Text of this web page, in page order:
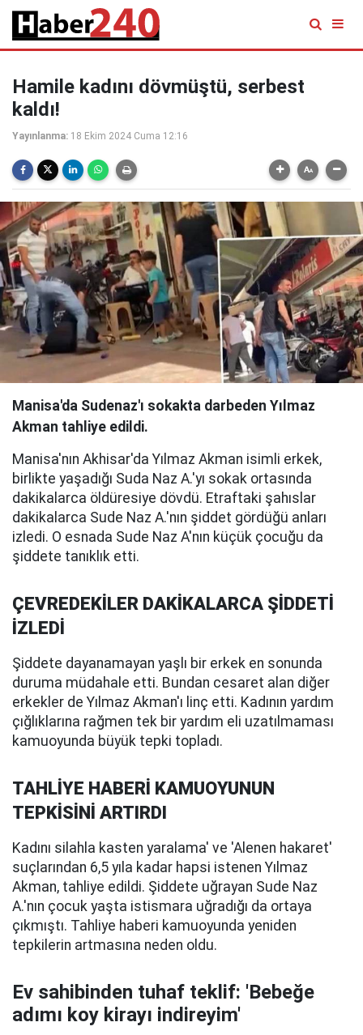
Hamile kadını dövmüştü, serbest
kaldı!
Yayınlanma: 18 Ekim 2024 Cuma 12:16
Manisa'da Sudenaz'ı sokakta darbeden Yılmaz
Akman tahliye edildi.
Manisa'nın Akhisar'da Yılmaz Akman isimli erkek,
birlikte yaşadığı Suda Naz A.'yı sokak ortasında
dakikalarca öldüresiye dövdü. Etraftaki şahıslar
dakikalarca Sude Naz A.'nın şiddet gördüğü anları
izledi. O esnada Sude Naz A'nın küçük çocuğu da
şiddete tanıklık etti.
ÇEVREDEKİLER DAKİKALARCA ŞİDDETİ
İZLEDİ
Şiddete dayanamayan yaşlı bir erkek en sonunda
duruma müdahale etti. Bundan cesaret alan diğer
erkekler de Yılmaz Akman'ı linç etti. Kadının yardım
çığlıklarına rağmen tek bir yardım eli uzatılmaması
kamuoyunda büyük tepki topladı.
TAHLİYE HABERİ KAMUOYUNUN
TEPKİSİNİ ARTIRDI
Kadını silahla kasten yaralama' ve 'Alenen hakaret'
suçlarından 6,5 yıla kadar hapsi istenen Yılmaz
Akman, tahliye edildi. Şiddete uğrayan Sude Naz
A.'nın çocuk yaşta istismara uğradığı da ortaya
çıkmıştı. Tahliye haberi kamuoyunda yeniden
tepkilerin artmasına neden oldu.
Ev sahibinden tuhaf teklif: 'Bebeğe
adımı koy kirayı indireyim'